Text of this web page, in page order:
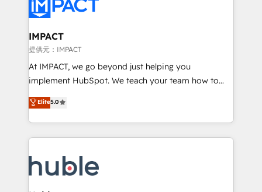
Slash months from your API Integration project... ⬅️
Click "Contact Business" ⬅️ to access 150+ Kickstart
Integration templates that put HubSpot in the center
of your tech stack, syncing... 🛍️ Shopify or
WooCommerce 💲 Stripe or Paypal 💰 Sage or
Netsuite 🤖 Google or Microsoft ✍️ DocuSign or
the rare Advanced "Custom Integrations"
Accreditation, securely sync data across... 🔄 any
new HubSpot portal with Advanced Website and
CRM Migrations using our in-house "HubScrub" Tool.
IMPACT
提供元：IMPACT
At IMPACT, we go beyond just helping you
implement HubSpot. We teach your team how to
master it. As the creators of the Endless Customers
System™ (the next evolution of They Ask, You
Answer), we’re the only HubSpot partner built
entirely around coaching and training. That means
skills, processes, and internal team you need to
attract the right buyers, close deals faster, and grow
Elite5.0